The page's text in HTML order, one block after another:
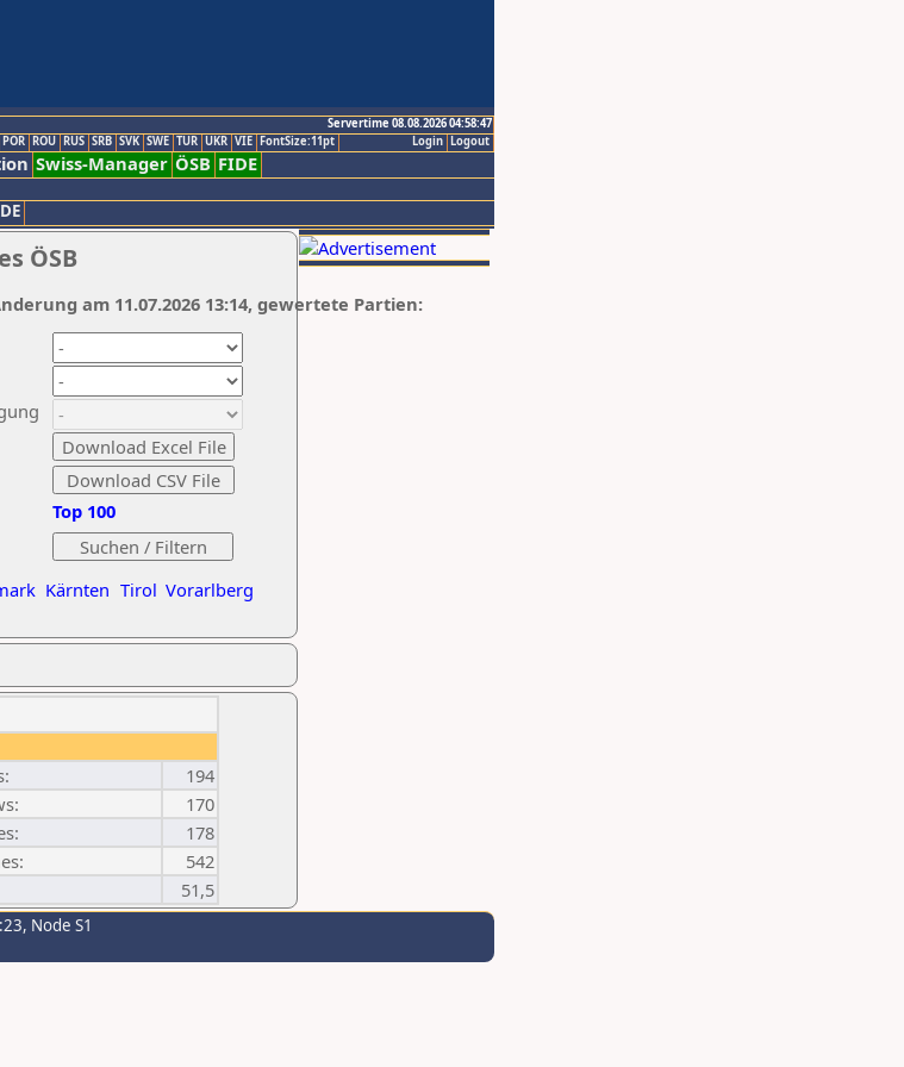
Servertime 08.08.2026 04:58:47
Logout
Login
POR ROU RUS SRB SVK SWE TUR UKR VIE FontSize:11pt
Swiss-Manager ÖSB FIDE
ÖSB
Kärnten Tirol Vorarlberg
Top 100
am 11.07.2026 13:14, gewertete Partien:
194
170
178
542
51,5
Node S1